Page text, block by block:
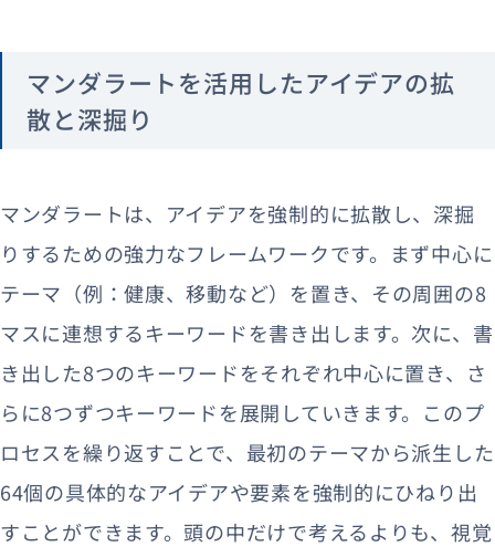
マンダラートを活用したアイデアの拡
散と深掘り
マンダラートは、アイデアを強制的に拡散し、深掘
りするための強力なフレームワークです。まず中心に
テーマ（例：健康、移動など）を置き、その周囲の8
マスに連想するキーワードを書き出します。次に、書
き出した8つのキーワードをそれぞれ中心に置き、さ
らに8つずつキーワードを展開していきます。このプ
ロセスを繰り返すことで、最初のテーマから派生した
64個の具体的なアイデアや要素を強制的にひねり出
すことができます。頭の中だけで考えるよりも、視覚